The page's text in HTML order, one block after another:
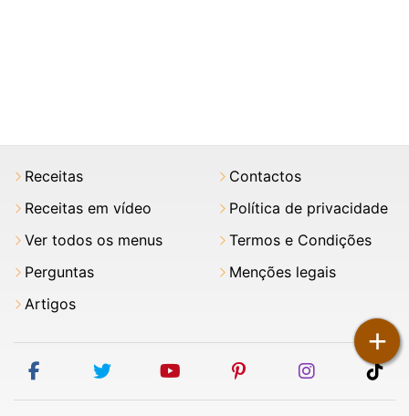
+
Receitas
Receitas em vídeo
Ver todos os menus
Perguntas
Artigos
Contactos
Política de privacidade
Termos e Condições
Menções legais
facebooktwitter youtubepinterestinstagram